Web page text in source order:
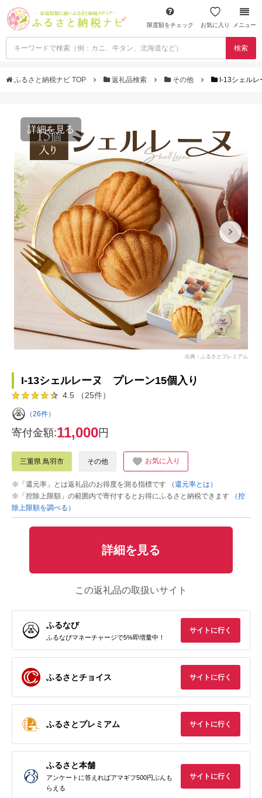
限度額をチェック お気に入り メニュー
検索
ふるさと納税ナビ TOP 返礼品検索 その他 I-13シェル
詳細を見る
出典：ふるさとプレミアム
I-13シェルレーヌ プレーン15個入り
4.5 （25件）
（26件）
寄付金額:11,000円
三重県 鳥羽市 その他 お気に入り
※「還元率」とは返礼品のお得度を測る指標です
（還元率とは）
※「控除上限額」の範囲内で寄付するとお得にふるさと納税できます
（控
除上限額を調べる）
詳細を見る
この返礼品の取扱いサイト
ふるなび
ふるなびマネーチャージで5%即増量中！
サイトに行く
ふるさとチョイス サイトに行く
ふるさとプレミアム サイトに行く
ふるさと本舗
アンケートに答えればアマギフ500円ぶんも
らえる
サイトに行く